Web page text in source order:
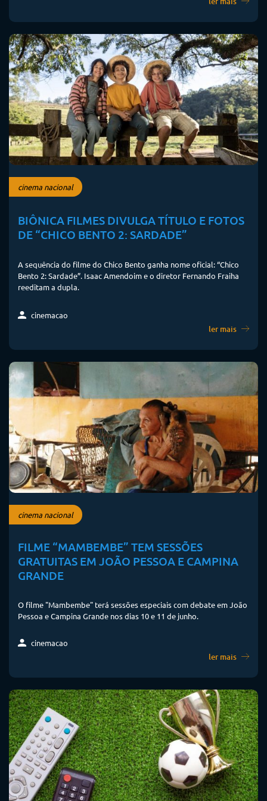
cinema nacional
BIÔNICA FILMES DIVULGA TÍTULO E FOTOS
DE “CHICO BENTO 2: SARDADE”
A sequência do filme do Chico Bento ganha nome oficial: “Chico
Bento 2: Sardade”. Isaac Amendoim e o diretor Fernando Fraiha
reeditam a dupla.
cinemacao
ler mais
cinema nacional
FILME “MAMBEMBE” TEM SESSÕES
GRATUITAS EM JOÃO PESSOA E CAMPINA
GRANDE
O filme "Mambembe" terá sessões especiais com debate em João
Pessoa e Campina Grande nos dias 10 e 11 de junho.
cinemacao
ler mais